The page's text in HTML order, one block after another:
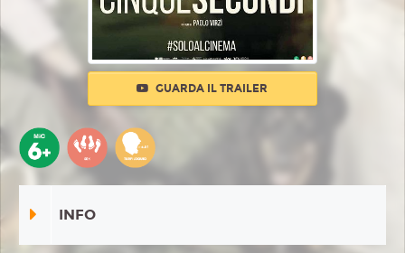
GUARDA IL TRAILER
INFO